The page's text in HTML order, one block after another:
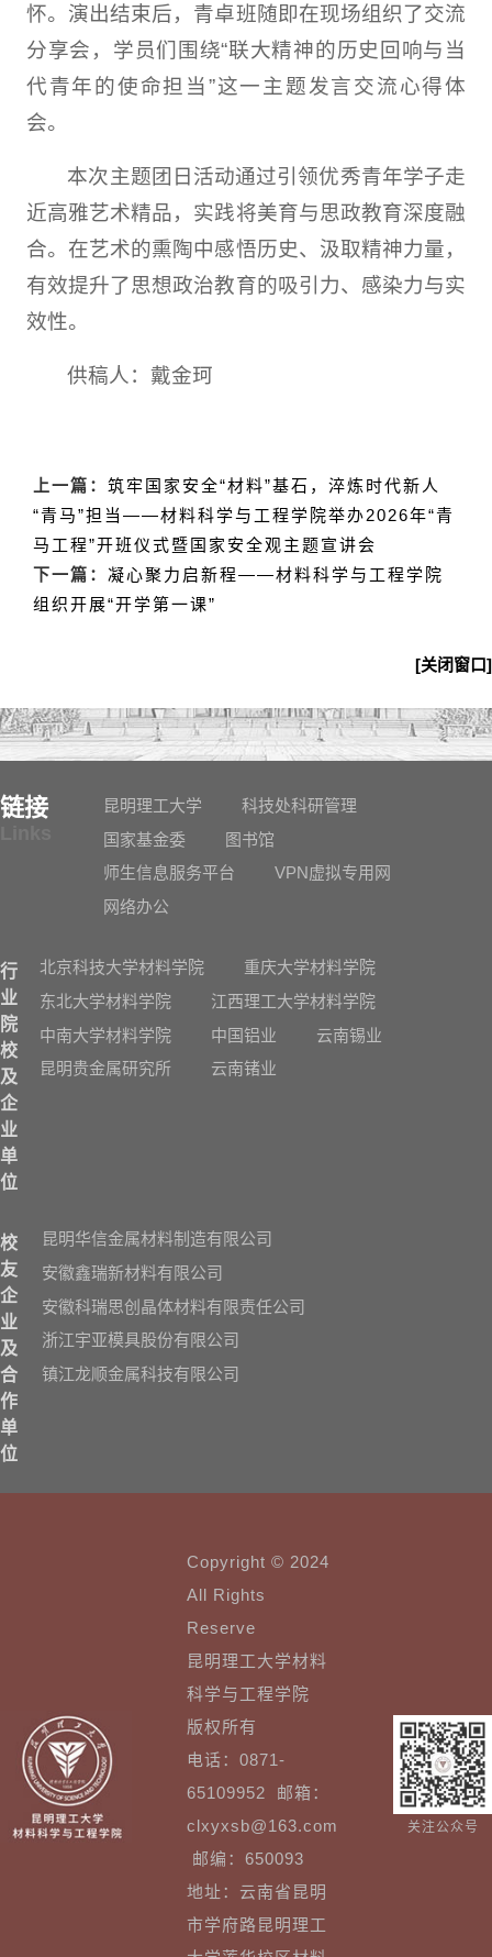
怀。演出结束后，青卓班随即在现场组织了交流
分享会，学员们围绕“联大精神的历史回响与当
代青年的使命担当”这一主题发言交流心得体
会。
本次主题团日活动通过引领优秀青年学子走
近高雅艺术精品，实践将美育与思政教育深度融
合。在艺术的熏陶中感悟历史、汲取精神力量，
有效提升了思想政治教育的吸引力、感染力与实
效性。
供稿人：戴金珂
上一篇： 筑牢国家安全“材料”基石，淬炼时代新人
“青马”担当——材料科学与工程学院举办2026年“青
马工程”开班仪式暨国家安全观主题宣讲会
下一篇： 凝心聚力启新程——材料科学与工程学院
组织开展“开学第一课”
[关闭窗口]
链接 昆明理工大学
科技处科研管理
国家基金委
图书馆
师生信息服务平台
VPN虚拟专用网
网络办公
行
业
院
校
及
企
业
单
位
北京科技大学材料学院
重庆大学材料学院
东北大学材料学院
江西理工大学材料学院
中南大学材料学院
中国铝业
云南锡业
昆明贵金属研究所
云南锗业
校
友
企
业
及
合
作
单
位
昆明华信金属材料制造有限公司
安徽鑫瑞新材料有限公司
安徽科瑞思创晶体材料有限责任公司
浙江宇亚模具股份有限公司
镇江龙顺金属科技有限公司
Copyright © 2024
All Rights
Reserve
昆明理工大学材料
科学与工程学院
版权所有
电话：0871-
65109952 邮箱：
clxyxsb@163.com
邮编：650093
地址：云南省昆明
市学府路昆明理工
关注公众号